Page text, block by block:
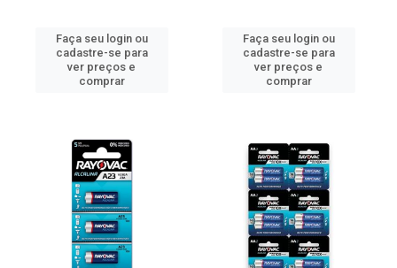
Faça seu login ou
cadastre-se para
ver preços e
comprar
Faça seu login ou
cadastre-se para
ver preços e
comprar